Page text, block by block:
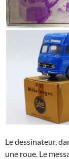
Le dessinateur,
une roue. Le